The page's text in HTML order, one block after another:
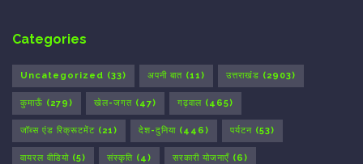
Categories
Uncategorized (33) अपनी बात (11) उत्तराखंड (2903)
कुमाऊँ (279) खेल-जगत (47) गढ़वाल (465)
जॉब्स एंड रिक्रूटमेंट (21) देश-दुनिया (446) पर्यटन (53)
वायरल वीडियो (5) संस्कृति (4) सरकारी योजनाएँ (6)